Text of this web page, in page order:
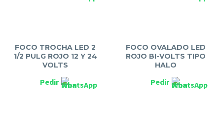
FOCO TROCHA LED 2
1/2 PULG ROJO 12 Y 24
VOLTS
Pedir
FOCO OVALADO LED
ROJO BI-VOLTS TIPO
HALO
Pedir